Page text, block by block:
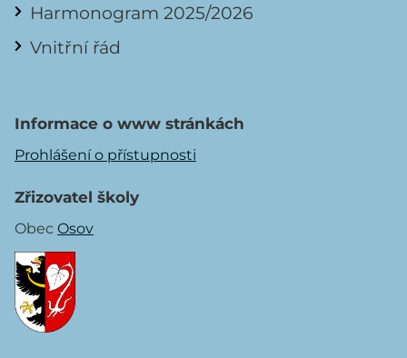
Harmonogram 2025/2026
Vnitřní řád
Informace o www stránkách
Prohlášení o přístupnosti
Zřizovatel školy
Obec Osov